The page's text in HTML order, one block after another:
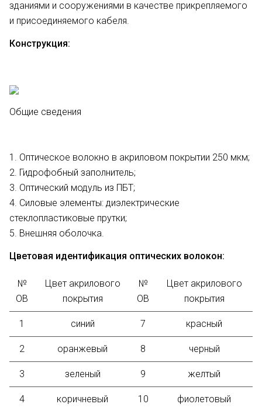
зданиями и сооружениями в качестве прикрепляемого
и присоединяемого кабеля.
Конструкция:
Общие сведения
1. Оптическое волокно в акриловом покрытии 250 мкм;
2. Гидрофобный заполнитель;
3. Оптический модуль из ПБТ;
4. Силовые элементы: диэлектрические
стеклопластиковые прутки;
5. Внешняя оболочка.
Цветовая идентификация оптических волокон:
№
ОВ
Цвет акрилового
покрытия
№
ОВ
Цвет акрилового
покрытия
1 синий 7 красный
2 оранжевый 8 черный
3 зеленый 9 желтый
4 коричневый 10 фиолетовый